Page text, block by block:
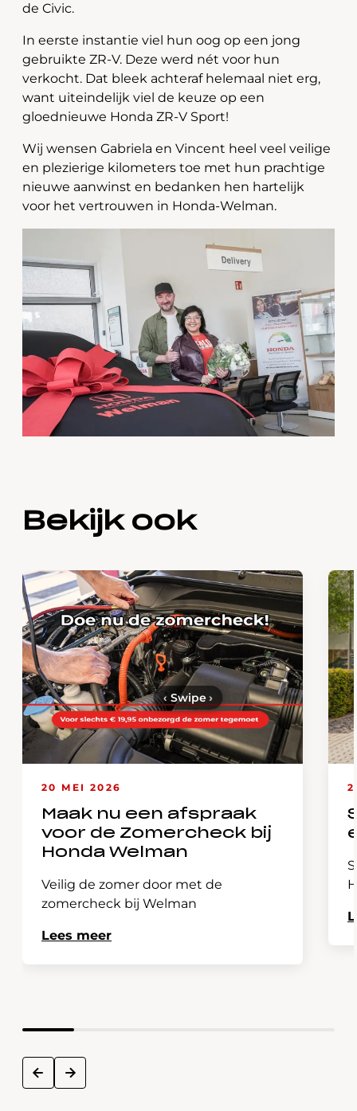
de Civic.
In eerste instantie viel hun oog op een jong
gebruikte ZR-V. Deze werd nét voor hun
verkocht. Dat bleek achteraf helemaal niet erg,
want uiteindelijk viel de keuze op een
gloednieuwe Honda ZR-V Sport!
Wij wensen Gabriela en Vincent heel veel veilige
en plezierige kilometers toe met hun prachtige
nieuwe aanwinst en bedanken hen hartelijk
voor het vertrouwen in Honda-Welman.
Bekijk ook
20 MEI 2026
Maak nu een afspraak
voor de Zomercheck bij
Honda Welman
Veilig de zomer door met de
zomercheck bij Welman
Lees meer
prev next
‹ Swipe›